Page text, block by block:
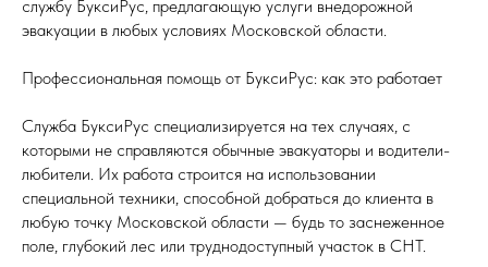
службу БуксиРус, предлагающую услуги внедорожной
эвакуации в любых условиях Московской области.
Профессиональная помощь от БуксиРус: как это работает
Служба БуксиРус специализируется на тех случаях, с
которыми не справляются обычные эвакуаторы и водители-
любители. Их работа строится на использовании
специальной техники, способной добраться до клиента в
любую точку Московской области — будь то заснеженное
поле, глубокий лес или труднодоступный участок в СНТ.